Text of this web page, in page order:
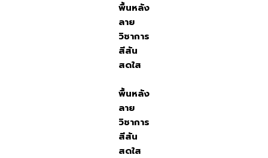
พื้นหลัง
ลาย
วิชาการ
สีสัน
สดใส
พื้นหลัง
ลาย
วิชาการ
สีสัน
สดใส